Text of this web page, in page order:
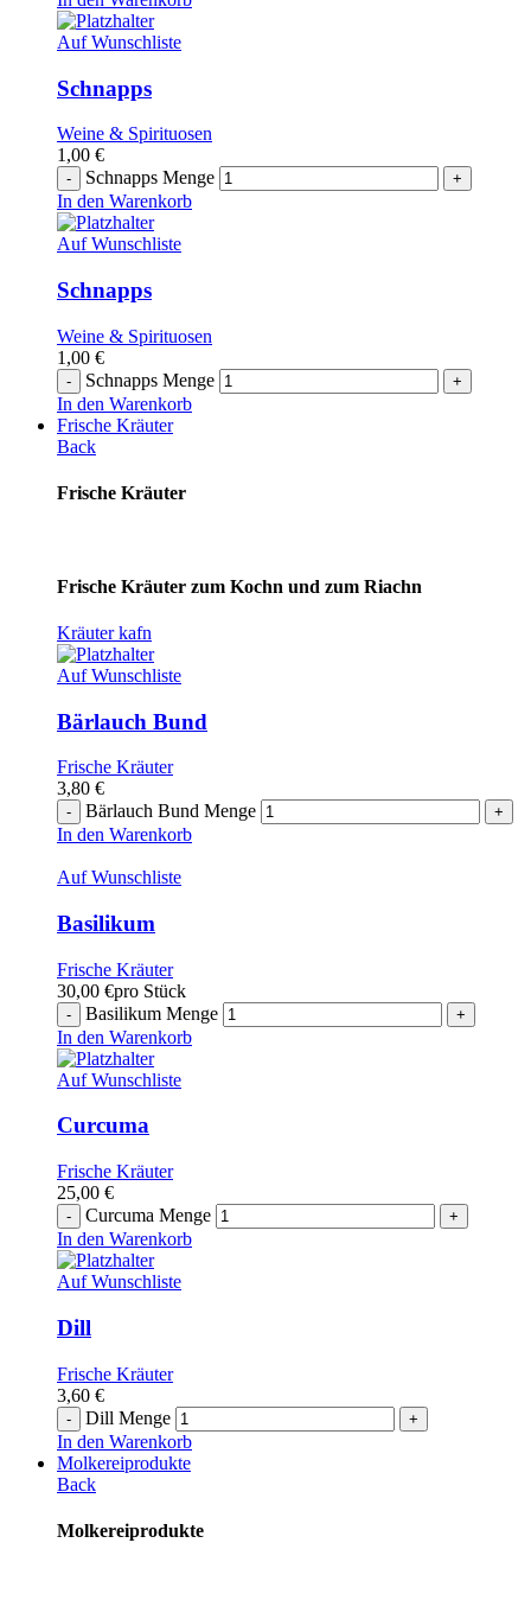
Auf Wunschliste
Schnapps
Weine & Spirituosen
1,00 €
Schnapps Menge
In den Warenkorb
Auf Wunschliste
Schnapps
Weine & Spirituosen
1,00 €
Schnapps Menge
In den Warenkorb
Frische Kräuter
Back
Frische Kräuter
Frische Kräuter zum Kochn und zum Riachn
Kräuter kafn
Auf Wunschliste
Bärlauch Bund
Frische Kräuter
3,80 €
Bärlauch Bund Menge
In den Warenkorb
Auf Wunschliste
Basilikum
Frische Kräuter
30,00 €pro Stück
Basilikum Menge
In den Warenkorb
Auf Wunschliste
Curcuma
Frische Kräuter
25,00 €
Curcuma Menge
In den Warenkorb
Auf Wunschliste
Dill
Frische Kräuter
3,60 €
Dill Menge
In den Warenkorb
Molkereiprodukte
Back
Molkereiprodukte